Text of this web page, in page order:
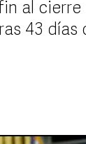
al
43 días